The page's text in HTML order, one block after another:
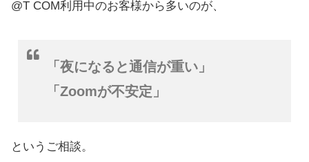
@T COM利用中のお客様から多いのが、
「夜になると通信が重い」
「Zoomが不安定」
というご相談。